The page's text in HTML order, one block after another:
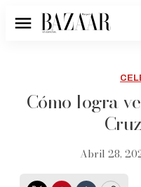
Menú
Cómo logra
Abril 28,